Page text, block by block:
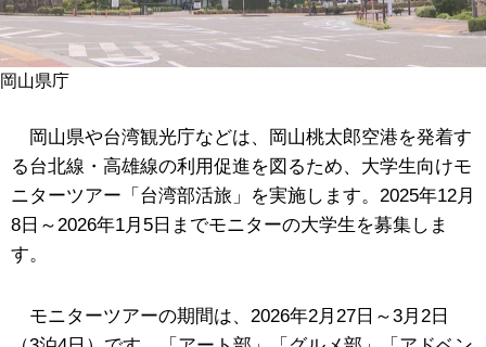
岡山県庁
岡山県や台湾観光庁などは、岡山桃太郎空港を発着す
る台北線・高雄線の利用促進を図るため、大学生向けモ
ニターツアー「台湾部活旅」を実施します。2025年12月
8日～2026年1月5日までモニターの大学生を募集しま
す。
モニターツアーの期間は、2026年2月27日～3月2日